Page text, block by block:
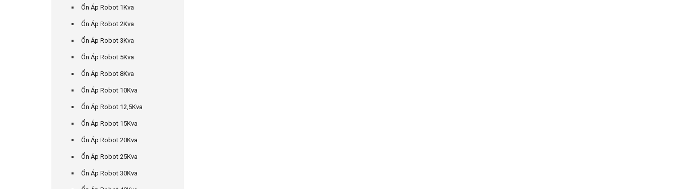
Ổn Áp Robot 1Kva
Ổn Áp Robot 2Kva
Ổn Áp Robot 3Kva
Ổn Áp Robot 5Kva
Ổn Áp Robot 8Kva
Ổn Áp Robot 10Kva
Ổn Áp Robot 12,5Kva
Ổn Áp Robot 15Kva
Ổn Áp Robot 20Kva
Ổn Áp Robot 25Kva
Ổn Áp Robot 30Kva